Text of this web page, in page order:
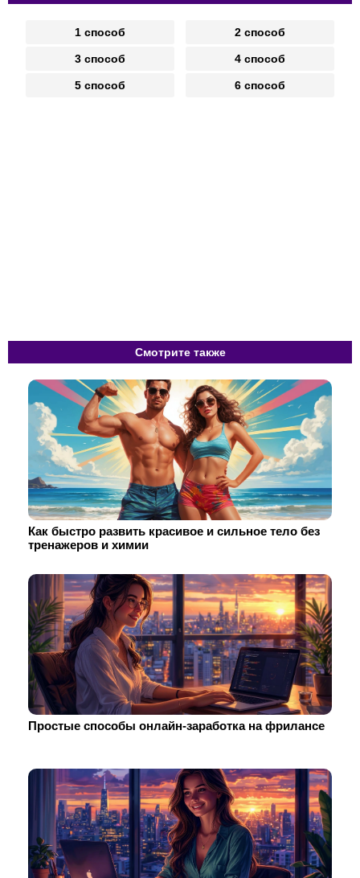
1 способ 2 способ
3 способ 4 способ
5 способ 6 способ
Смотрите также
Как быстро развить красивое и сильное тело без
тренажеров и химии
Простые способы онлайн-заработка на фрилансе